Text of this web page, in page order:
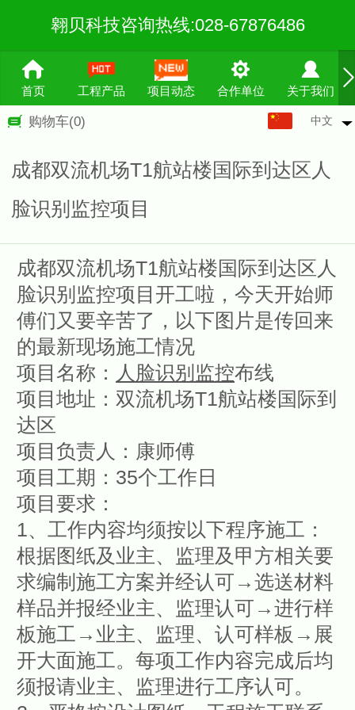
翱贝科技咨询热线:028-67876486
首页 工程产品 项目动态 合作单位 关于我们
购物车(0) 中文
成都双流机场T1航站楼国际到达区人
脸识别监控项目
成都双流机场T1航站楼国际到达区人
脸识别监控项目开工啦，今天开始师
傅们又要辛苦了，以下图片是传回来
的最新现场施工情况
项目名称：
人脸识别监控布线
项目地址：双流机场T1航站楼国际到
达区
项目负责人：康师傅
项目工期：35个工作日
项目要求：
1、工作内容均须按以下程序施工：
根据图纸及业主、监理及甲方相关要
求编制施工方案并经认可→选送材料
样品并报经业主、监理认可→进行样
板施工→业主、监理、认可样板→展
开大面施工。每项工作内容完成后均
须报请业主、监理进行工序认可。